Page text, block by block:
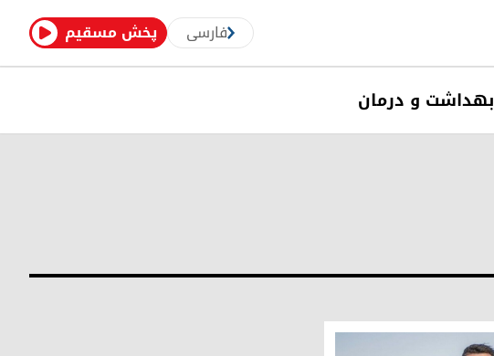
پخش مسقیم فارسی
بهداشت و درمان